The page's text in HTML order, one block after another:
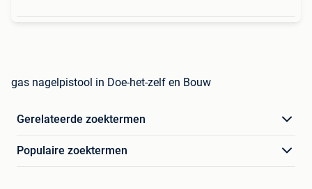
gas nagelpistool in Doe-het-zelf en Bouw
Gerelateerde zoektermen
Populaire zoektermen